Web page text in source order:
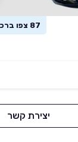
87 צפו ברכב זה
יצירת קשר